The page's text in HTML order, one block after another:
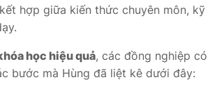
hợp giữa kiến thức chuyên môn, kỹ
học hiệu quả, các đồng nghiệp có
bước mà Hùng đã liệt kê dưới đây: